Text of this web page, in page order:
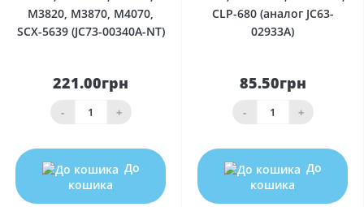
M3820, M3870, M4070,
SCX-5639 (JC73-00340A-NT)
221.00грн
- +
До
кошика
CLP-680 (аналог JC63-
02933A)
85.50грн
- +
До
кошика